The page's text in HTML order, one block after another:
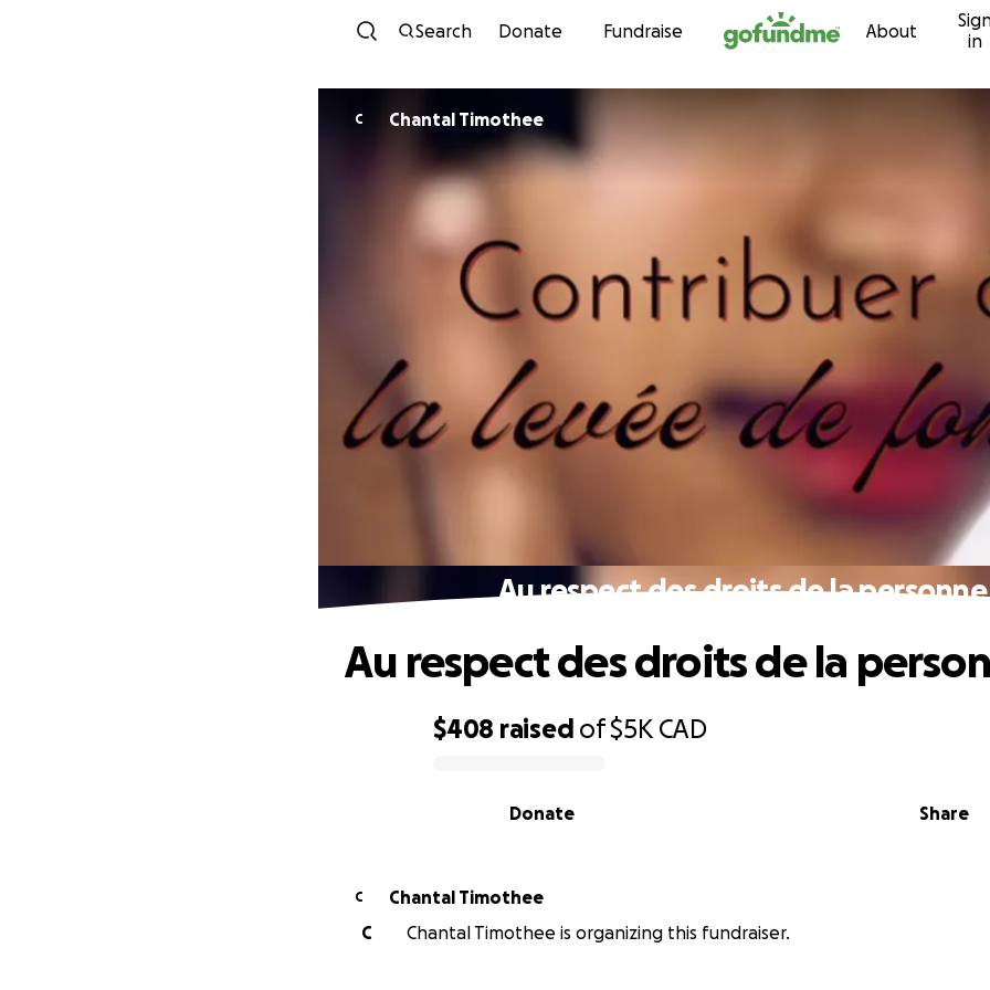
Skip to content
Search Donate Fundraise About
in
C Chantal Timothee
Au respect des droits de la personne
$408 raised of$5K CAD
Share
Donate
Au respect des droits de la
C
Chantal Timothee
C
Chantal Timothee is organizing this fundraiser.